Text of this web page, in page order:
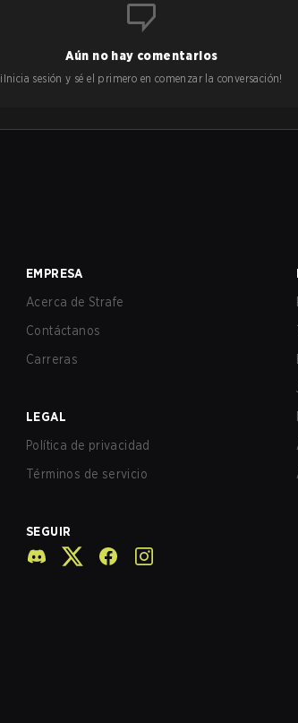
Aún no hay comentarios
¡Inicia sesión y sé el primero en comenzar la conversación!
EMPRESA
Acerca de Strafe
Contáctanos
Carreras
LEGAL
Política de privacidad
Términos de servicio
SEGUIR